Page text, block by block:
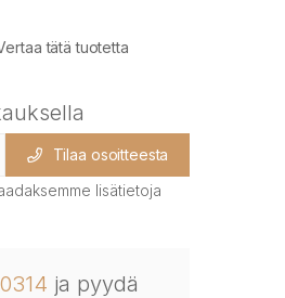
tätä tuotetta
Tilaa osoitteesta
lisätietoja
ja pyydä